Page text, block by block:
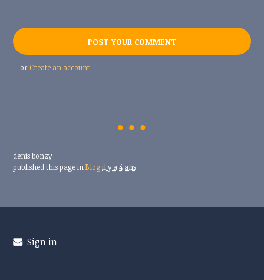
or Create an account
denis bonzy
published this page inBlog il y a 4 ans
Sign in